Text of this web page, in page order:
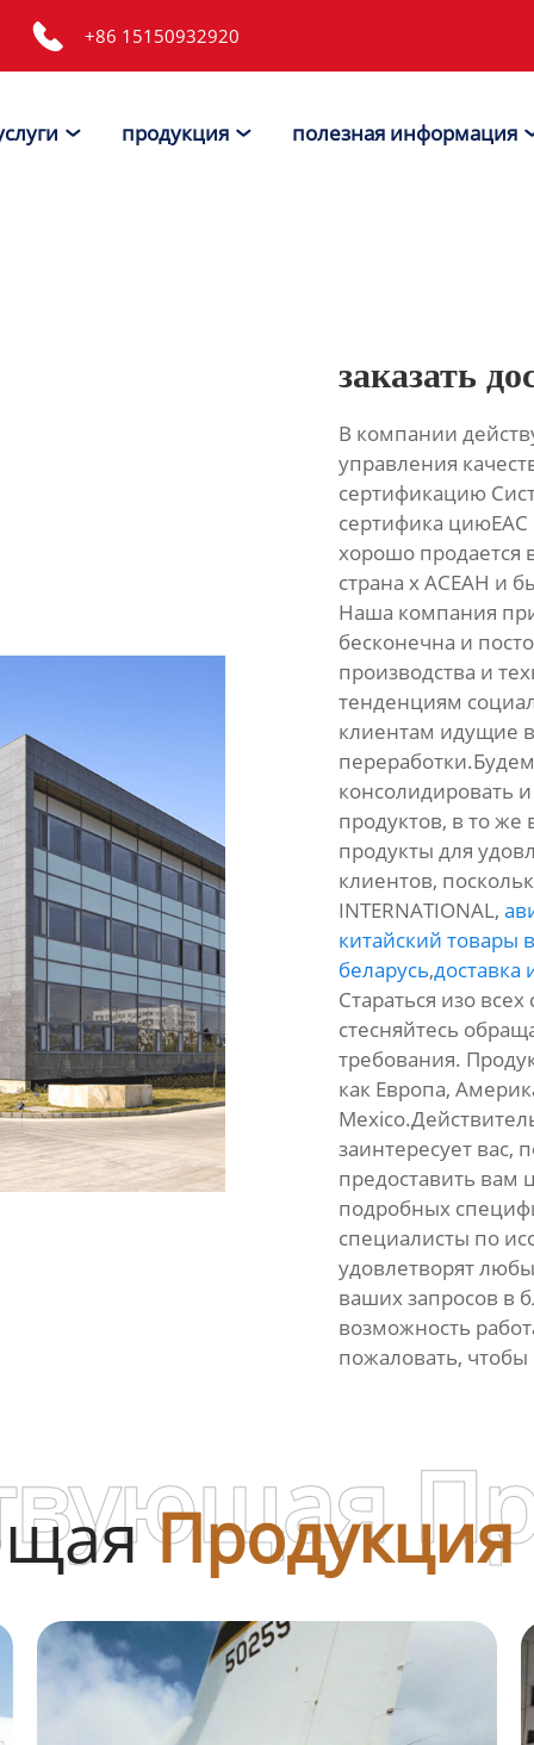
 +86 15150932920
 продукция  полезная информация
заказать
В компании
управления
сертификацию
сертифика
хорошо продается
страна х АСЕАН и
Наша компания
бесконечна и
производства и
тенденциям
клиентам идущие
консолидировать
продуктов, в то
продукты для
клиентов,
INTERNATIONAL,
китайский товары
беларусь,доставка
Стараться изо
стесняйтесь
требования.
как Европа,
заинтересует вас,
предоставить вам
подробных
специалисты по
удовлетворят
ваших запросов в
возможность
пожаловать,
Продукция